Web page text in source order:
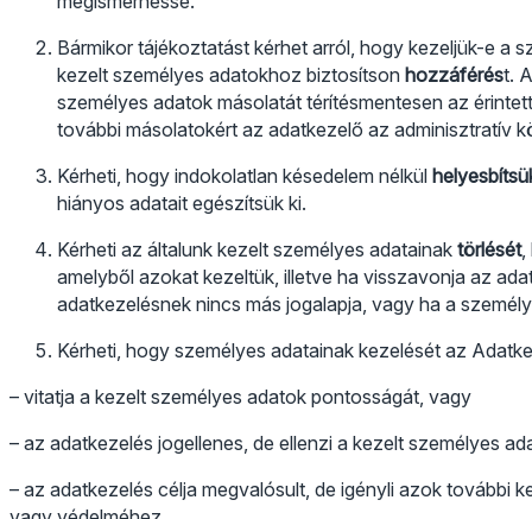
Bármikor tájékoztatást kérhet arról, hogy kezeljük-e a
kezelt személyes adatokhoz biztosítson hozzáférést.
személyes adatok másolatát térítésmentesen az
további másolatokért az adatkezelő az adminisztratív
Kérheti, hogy indokolatlan késedelem nélkül
hiányos adatait egészítsük ki.
Kérheti az általunk kezelt személyes adatainak törlését,
amelyből azokat kezeltük, illetve ha visszavonja az
adatkezelésnek nincs más jogalapja, vagy ha a
Kérheti, hogy személyes adatainak kezelését az
– vitatja a kezelt személyes adatok pontosságát, vagy
– az adatkezelés jogellenes, de ellenzi a kezelt személyes
– az adatkezelés célja megvalósult, de igényli azok további